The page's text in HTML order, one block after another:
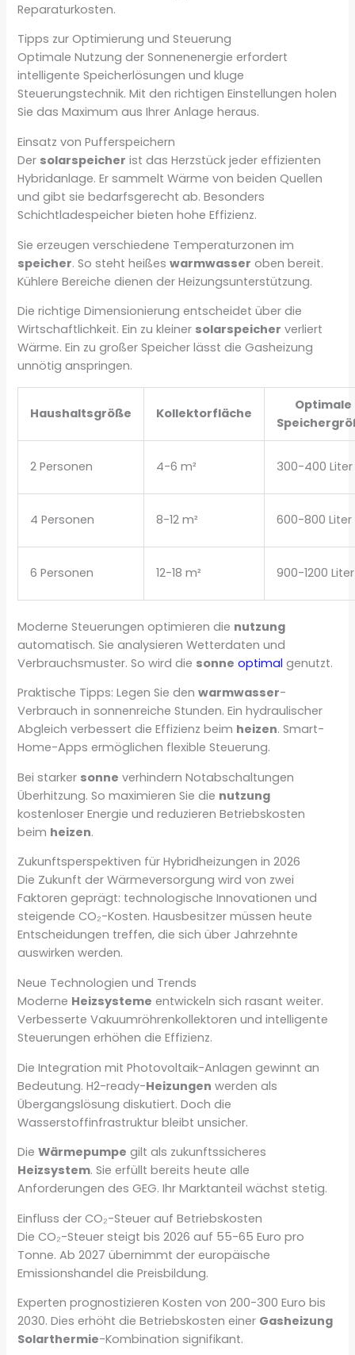
Reparaturkosten.
Tipps zur Optimierung und Steuerung
Optimale Nutzung der Sonnenenergie erfordert
intelligente Speicherlösungen und kluge
Steuerungstechnik. Mit den richtigen Einstellungen holen
Sie das Maximum aus Ihrer Anlage heraus.
Einsatz von Pufferspeichern
Der solarspeicher ist das Herzstück jeder effizienten
Hybridanlage. Er sammelt Wärme von beiden Quellen
und gibt sie bedarfsgerecht ab. Besonders
Schichtladespeicher bieten hohe Effizienz.
Sie erzeugen verschiedene Temperaturzonen im
speicher. So steht heißeswarmwasser oben bereit.
Kühlere Bereiche dienen der Heizungsunterstützung.
Die richtige Dimensionierung entscheidet über die
Wirtschaftlichkeit. Ein zu kleiner solarspeicher verliert
Wärme. Ein zu großer Speicher lässt die Gasheizung
unnötig anspringen.
Haushaltsgröße Kollektorfläche
Optimale
2 Personen 4-6 m² 300-400 Liter
4 Personen 8-12 m² 600-800 Liter
6 Personen 12-18 m² 900-1200 Liter
Moderne Steuerungen optimieren die nutzung
automatisch. Sie analysieren Wetterdaten und
Verbrauchsmuster. So wird die sonne optimal genutzt.
Praktische Tipps: Legen Sie denwarmwasser-
Verbrauch in sonnenreiche Stunden. Ein hydraulischer
Abgleich verbessert die Effizienz beim heizen. Smart-
Home-Apps ermöglichen flexible Steuerung.
Bei starker sonne verhindern Notabschaltungen
Überhitzung. So maximieren Sie die nutzung
kostenloser Energie und reduzieren Betriebskosten
beim heizen.
Zukunftsperspektiven für Hybridheizungen in 2026
Die Zukunft der Wärmeversorgung wird von zwei
Faktoren geprägt: technologische Innovationen und
steigende CO₂-Kosten. Hausbesitzer müssen heute
Entscheidungen treffen, die sich über Jahrzehnte
auswirken werden.
Neue Technologien und Trends
Moderne Heizsysteme entwickeln sich rasant weiter.
Verbesserte Vakuumröhrenkollektoren und intelligente
Steuerungen erhöhen die Effizienz.
Die Integration mit Photovoltaik-Anlagen gewinnt an
Bedeutung. H2-ready-Heizungen werden als
Übergangslösung diskutiert. Doch die
Wasserstoffinfrastruktur bleibt unsicher.
DieWärmepumpe gilt als zukunftssicheres
Heizsystem. Sie erfüllt bereits heute alle
Anforderungen des GEG. Ihr Marktanteil wächst stetig.
Einfluss der CO₂-Steuer auf Betriebskosten
Die CO₂-Steuer steigt bis 2026 auf 55-65 Euro pro
Tonne. Ab 2027 übernimmt der europäische
Emissionshandel die Preisbildung.
Experten prognostizieren Kosten von 200-300 Euro bis
2030. Dies erhöht die Betriebskosten einer Gasheizung
Solarthermie-Kombination signifikant.